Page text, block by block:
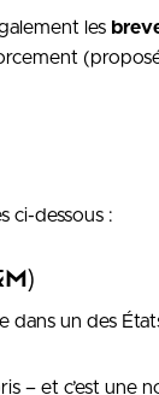
les
ci-dessous :
dans un des
– et c’est une